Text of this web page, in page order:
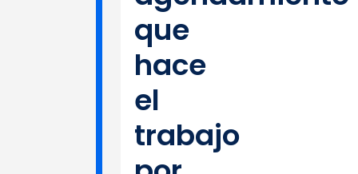
que
hace
el
trabajo